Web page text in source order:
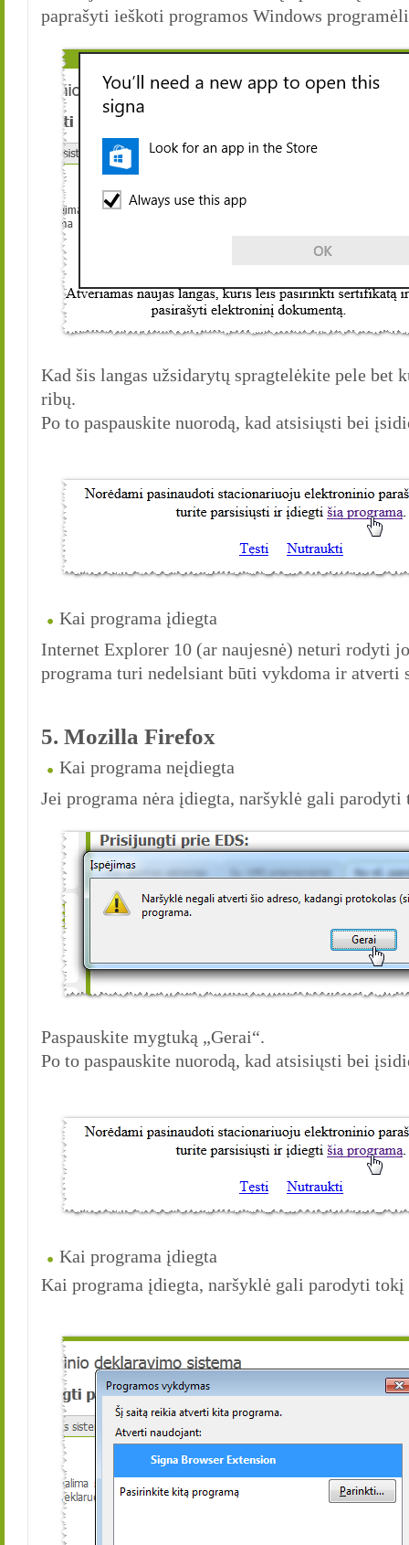
paprašyti ieškoti programos Windows
Kad šis langas užsidarytų spragtelėkite pele bet
ribų.
Po to paspauskite nuorodą, kad atsisiųsti bei
Kai programa įdiegta
Internet Explorer 10 (ar naujesnė) neturi rodyti
programa turi nedelsiant būti vykdoma ir
5. Mozilla Firefox
Kai programa neįdiegta
Jei programa nėra įdiegta, naršyklė gali parodyti
Paspauskite mygtuką „Gerai“.
Po to paspauskite nuorodą, kad atsisiųsti bei
Kai programa įdiegta
Kai programa įdiegta, naršyklė gali parodyti tokį